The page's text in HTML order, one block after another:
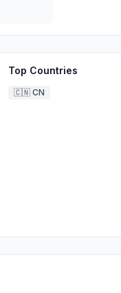
Top Countries
🇨🇳 CN